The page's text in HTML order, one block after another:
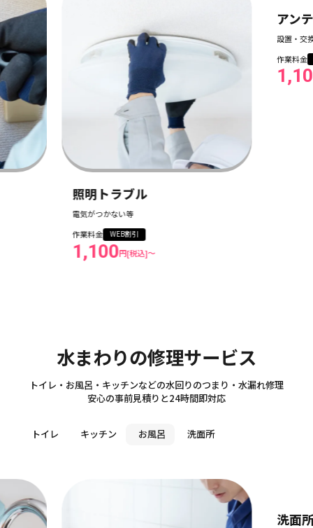
照明トラブル
電気がつかない等
作業料金
WEB割引
1,100円[税込]〜
水まわりの修理サービス
Sanitary
トイレ・お風呂・キッチンなどの水回りのつまり・水漏れ修理
安心の事前見積りと24時間即対応
トイレ キッチン お風呂 洗面所